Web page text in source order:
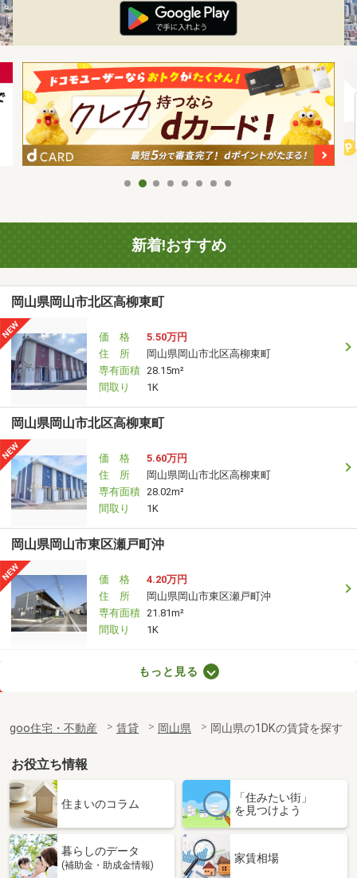
新着!おすすめ
岡山県岡山市北区高柳東町
価 格
5.50万円
住 所
岡山県岡山市北区高柳東町
専有面積 28.15m²
間取り
1K
岡山県岡山市北区高柳東町
価 格
5.60万円
住 所
岡山県岡山市北区高柳東町
専有面積 28.02m²
間取り
1K
岡山県岡山市東区瀬戸町沖
価 格
4.20万円
住 所
岡山県岡山市東区瀬戸町沖
専有面積 21.81m²
間取り
1K
専有面積
28.02m²
岡山県岡山市南区新福１丁目
4.80万円
岡山県岡山市南区新福１丁目
専有面積
20.28m²
間取り
1K
もっと見る
goo住宅・不動産 賃貸 岡山県 岡山県の1DKの賃貸を探す
お役立ち情報
住まいのコラム
「住みたい街」
を見つけよう
暮らしのデータ
(補助金・助成金情報)
家賃相場